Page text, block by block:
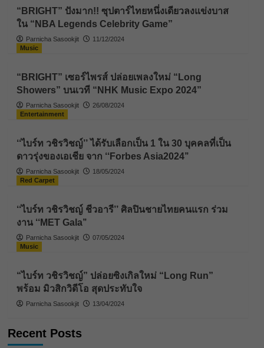
“BRIGHT” ปังมาก!! ซุปตาร์ไทยหนึ่งเดียวลงแข่งบาส
ใน “NBA Legends Celebrity Game”
Parnicha Sasookjit
11/12/2024
Music
“BRIGHT” เซอร์ไพรส์ ปล่อยเพลงใหม่ “Long
Showers” บนเวที “NHK Music Expo 2024”
Parnicha Sasookjit
26/08/2024
Entertainment
‘‘ไบร์ท วชิรวิชญ์’’ ได้รับเลือกเป็น 1 ใน 30 บุคคลที่เป็น
ดาวรุ่งของเอเชีย จาก ‘‘Forbes Asia2024’’
Parnicha Sasookjit
18/05/2024
Red Carpet
‘‘ไบร์ท วชิรวิชญ์ ชีวอารี’’ ศิลปินชายไทยคนแรก ร่วม
งาน ‘‘MET Gala’’
Parnicha Sasookjit
07/05/2024
Music
“ไบร์ท วชิรวิชญ์” ปล่อยซิงเกิลใหม่ “Long Run”
พร้อม มิวสิกวิดีโอ สุดประทับใจ
Parnicha Sasookjit 13/04/2024
Recent Posts